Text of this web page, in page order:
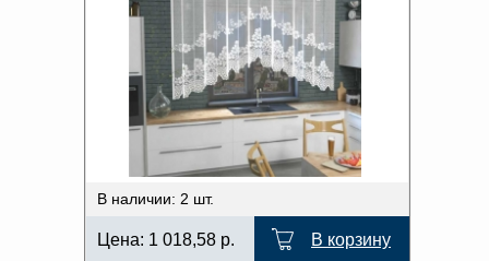
В наличии: 2 шт.
Цена: 1 018,58 р. В корзину